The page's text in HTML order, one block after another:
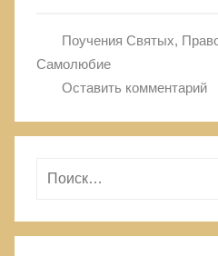
Поучения Святых,
Самолюбие
Оставить комментарий
й